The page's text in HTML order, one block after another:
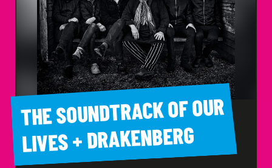
THE SOUNDTRACK OF OUR
LIVES + DRAKENBERG